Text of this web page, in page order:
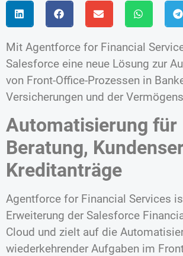
Mit Agentforce for Financial
Salesforce eine neue Lösung zur
von Front-Office-Prozessen in
Versicherungen und der
Automatisierung für
Beratung,
Kreditanträge
Agentforce for Financial Services
Erweiterung der Salesforce
Cloud und zielt auf die
wiederkehrender Aufgaben im